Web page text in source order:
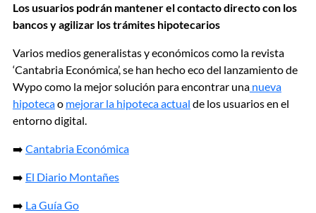
Los usuarios podrán mantener el contacto directo con los
bancos y agilizar los trámites hipotecarios
Varios medios generalistas y económicos como la revista
‘Cantabria Económica’, se han hecho eco del lanzamiento de
Wypo como la mejor solución para encontrar unanueva
hipotecao mejorar la hipoteca actual de los usuarios en el
entorno digital.
➡️ Cantabria Económica
➡️ El Diario Montañes
➡️ La Guía Go